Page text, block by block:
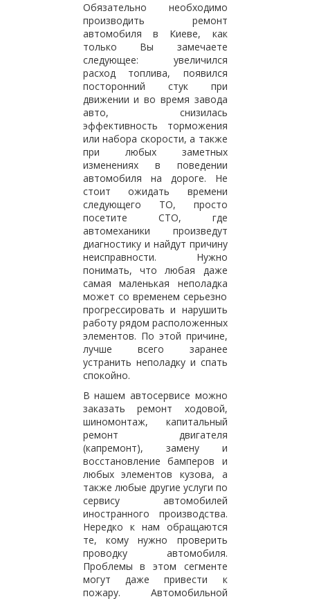
Обязательно необходимо
производить ремонт
автомобиля в Киеве, как
только Вы замечаете
следующее: увеличился
расход топлива, появился
посторонний стук при
движении и во время завода
авто, снизилась
эффективность торможения
или набора скорости, а также
при любых заметных
изменениях в поведении
автомобиля на дороге. Не
стоит ожидать времени
следующего ТО, просто
посетите СТО, где
автомеханики произведут
диагностику и найдут причину
неисправности. Нужно
понимать, что любая даже
самая маленькая неполадка
может со временем серьезно
прогрессировать и нарушить
работу рядом расположенных
элементов. По этой причине,
лучше всего заранее
устранить неполадку и спать
спокойно.
В нашем автосервисе можно
заказать ремонт ходовой,
шиномонтаж, капитальный
ремонт двигателя
(капремонт), замену и
восстановление бамперов и
любых элементов кузова, а
также любые другие услуги по
сервису автомобилей
иностранного производства.
Нередко к нам обращаются
те, кому нужно проверить
проводку автомобиля.
Проблемы в этом сегменте
могут даже привести к
пожару. Автомобильной